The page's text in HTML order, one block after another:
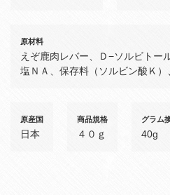
原材料
えぞ鹿肉レバー、Ｄ−ソルビトー
塩ＮＡ、保存料（ソルビン酸Ｋ）
原産国
日本
商品規格
４０ｇ
グラム
40g